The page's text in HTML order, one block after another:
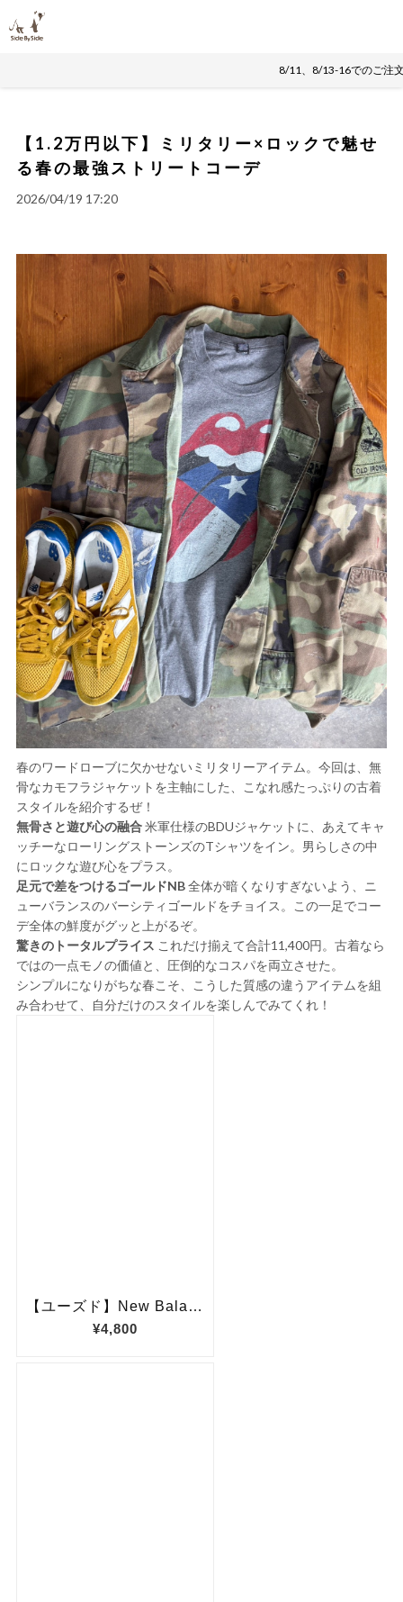
8/11、8/13-16でのご注
【1.2万円以下】ミリタリー×ロックで魅せ
る春の最強ストリートコーデ
2026/04/19 17:20
春のワードローブに欠かせないミリタリーアイテム。今回は、無
骨なカモフラジャケットを主軸にした、こなれ感たっぷりの古着
スタイルを紹介するぜ！
無骨さと遊び心の融合米軍仕様のBDUジャケットに、あえてキャ
ッチーなローリングストーンズのTシャツをイン。男らしさの中
にロックな遊び心をプラス。
足元で差をつけるゴールドNB全体が暗くなりすぎないよう、ニ
ューバランスのバーシティゴールドをチョイス。この一足でコー
デ全体の鮮度がグッと上がるぞ。
驚きのトータルプライス これだけ揃えて合計11,400円。古着なら
ではの一点モノの価値と、圧倒的なコスパを両立させた。
シンプルになりがちな春こそ、こうした質感の違うアイテムを組
み合わせて、自分だけのスタイルを楽しんでみてくれ！